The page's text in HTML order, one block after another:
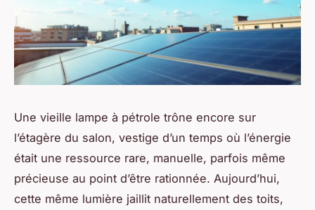
Une vieille lampe à pétrole trône encore sur
l’étagère du salon, vestige d’un temps où l’énergie
était une ressource rare, manuelle, parfois même
précieuse au point d’être rationnée. Aujourd’hui,
cette même lumière jaillit naturellement des toits,